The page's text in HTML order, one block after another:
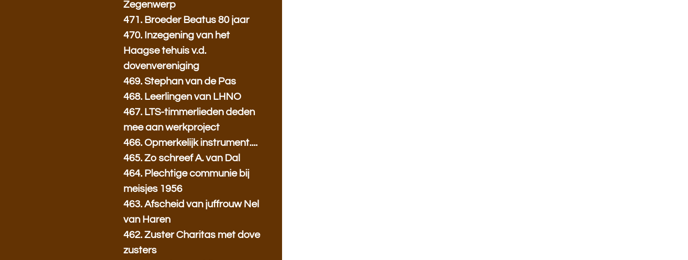
Zegenwerp
471. Broeder Beatus 80 jaar
470. Inzegening van het
Haagse tehuis v.d.
dovenvereniging
469. Stephan van de Pas
468. Leerlingen van LHNO
467. LTS-timmerlieden deden
mee aan werkproject
466. Opmerkelijk instrument....
465. Zo schreef A. van Dal
464. Plechtige communie bij
meisjes 1956
463. Afscheid van juffrouw Nel
van Haren
462. Zuster Charitas met dove
zusters